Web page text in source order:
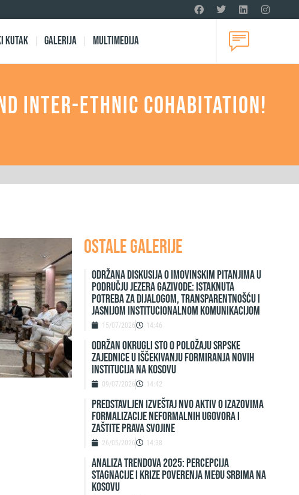
kutak Galerija Multimedija
Inter-Ethnic Cohabitation!
Ostale galerije
Održana diskusija o imovinskim pitanjima u
području jezera Gazivode: Istaknuta
potreba za dijalogom, transparentnošću i
jasnijom institucionalnom komunikacijom
15/07/2026 14:46
ODRŽAN OKRUGLI STO O POLOŽAJU SRPSKE
ZAJEDNICE U IŠČEKIVANJU FORMIRANJA NOVIH
INSTITUCIJA NA KOSOVU
09/07/2026 14:42
Predstavljen izveštaj NVO Aktiv o izazovima
formalizacije neformalnih ugovora i
zaštite prava svojine
26/05/2026 14:38
ANALIZA TRENDOVA 2025: PERCEPCIJA
STAGNACIJE I KRIZE POVERENJA MEĐU SRBIMA NA
KOSOVU